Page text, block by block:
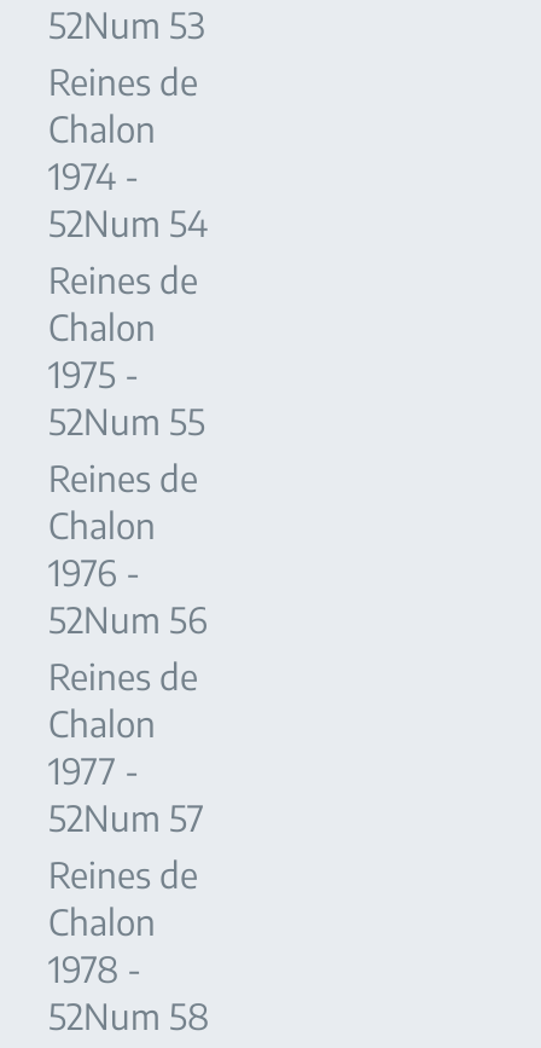
52Num 53
Reines de
Chalon
1974 -
52Num 54
Reines de
Chalon
1975 -
52Num 55
Reines de
Chalon
1976 -
52Num 56
Reines de
Chalon
1977 -
52Num 57
Reines de
Chalon
1978 -
52Num 58